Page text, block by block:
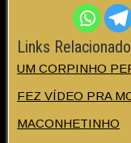
Links
UM CORPINHO
FEZ VÍDEO PRA
MACONHETINHO